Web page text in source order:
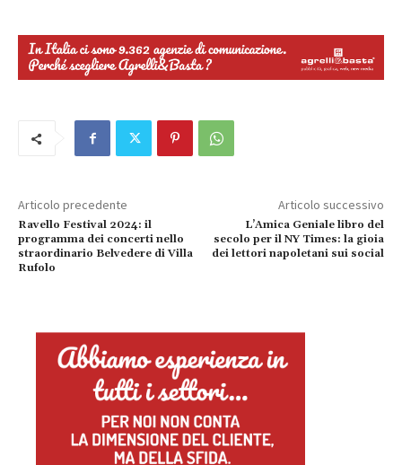
Articolo precedente
Ravello Festival 2024: il
programma dei concerti nello
straordinario Belvedere di Villa
Rufolo
Articolo successivo
L’Amica Geniale libro del
secolo per il NY Times: la gioia
dei lettori napoletani sui social